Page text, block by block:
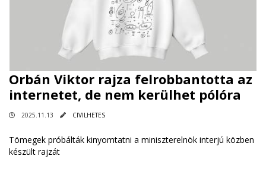
Orbán Viktor rajza felrobbantotta az
internetet, de nem kerülhet pólóra
2025.11.13 CIVILHETES
Tömegek próbálták kinyomtatni a miniszterelnök interjú közben
készült rajzát